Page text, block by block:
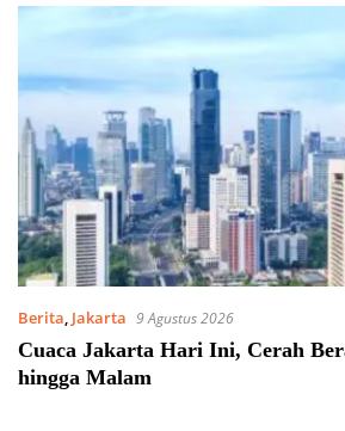
Berita, Jakarta 9 Agustus 2026
Cuaca Jakarta Hari Ini, Cerah
hingga Malam